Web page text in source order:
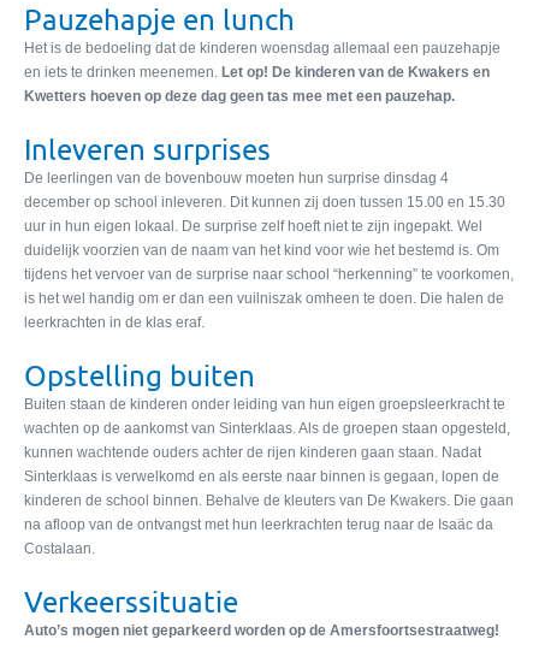
Pauzehapje en lunch
Het is de bedoeling dat de kinderen woensdag allemaal een pauzehapje
en iets te drinken meenemen. Let op! De kinderen van de Kwakers en
Kwetters hoeven op deze dag geen tas mee met een pauzehap.
Inleveren surprises
De leerlingen van de bovenbouw moeten hun surprise dinsdag 4
december op school inleveren. Dit kunnen zij doen tussen 15.00 en 15.30
uur in hun eigen lokaal. De surprise zelf hoeft niet te zijn ingepakt. Wel
duidelijk voorzien van de naam van het kind voor wie het bestemd is. Om
tijdens het vervoer van de surprise naar school “herkenning” te voorkomen,
is het wel handig om er dan een vuilniszak omheen te doen. Die halen de
leerkrachten in de klas eraf.
Opstelling buiten
Buiten staan de kinderen onder leiding van hun eigen groepsleerkracht te
wachten op de aankomst van Sinterklaas. Als de groepen staan opgesteld,
kunnen wachtende ouders achter de rijen kinderen gaan staan. Nadat
Sinterklaas is verwelkomd en als eerste naar binnen is gegaan, lopen de
kinderen de school binnen. Behalve de kleuters van De Kwakers. Die gaan
na afloop van de ontvangst met hun leerkrachten terug naar de Isaäc da
Costalaan.
Verkeerssituatie
Auto’s mogen niet geparkeerd worden op de Amersfoortsestraatweg!